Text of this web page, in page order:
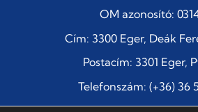
OM azonosító:
Cím: 3300 Eger, Deák
Postacím: 3301 Eger,
Telefonszám: (+36) 36